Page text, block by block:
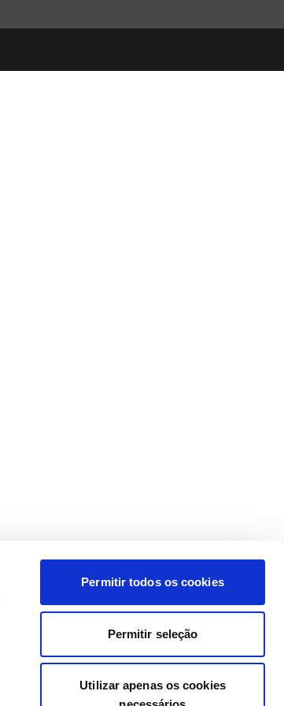
Permitir todos os cookies
Permitir seleção
Utilizar apenas os cookies